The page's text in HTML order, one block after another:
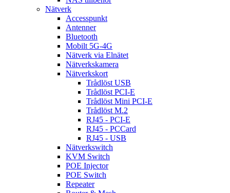
Nätverk
Accesspunkt
Antenner
Bluetooth
Mobilt 5G-4G
Nätverk via Elnätet
Nätverkskamera
Nätverkskort
Trådlöst USB
Trådlöst PCI-E
Trådlöst Mini PCI-E
Trådlöst M.2
RJ45 - PCI-E
RJ45 - PCCard
RJ45 - USB
Nätverkswitch
KVM Switch
POE Injector
POE Switch
Repeater